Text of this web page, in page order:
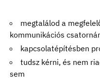
megtalálod a
kommunikációs
kapcsolatépítésben
tudsz kérni, és nem
sem